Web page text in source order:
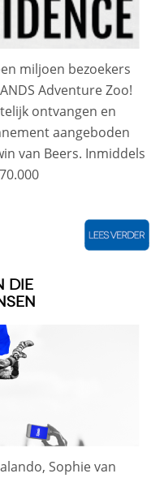
miljoen bezoekers
Adventure Zoo!
ontvangen en
aangeboden
van Beers. Inmiddels
DIE
Sophie van